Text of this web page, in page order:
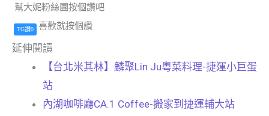
幫大妮粉絲團按個讚吧
TG讚0 喜歡就按個讚
延伸閱讀
【台北米其林】麟聚Lin Ju粵菜料理-捷運小巨蛋
站
內湖咖啡廳CA.1 Coffee-搬家到捷運輔大站